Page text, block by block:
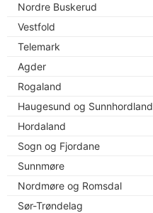
Nordre Buskerud
Vestfold
Telemark
Agder
Rogaland
Haugesund og Sunnhordland
Hordaland
Sogn og Fjordane
Sunnmøre
Nordmøre og Romsdal
Sør-Trøndelag